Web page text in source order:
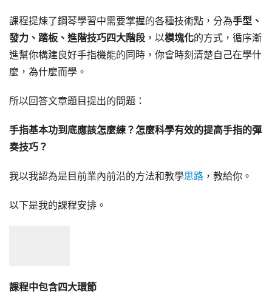
課程提煉了鋼琴學習中需要掌握的各種技術點，分為手型、
發力、踏板、進階技巧四大階段 ，以模塊化的方式，循序漸
進幫你構建良好手指機能的同時，你會時刻清楚自己在學什
麼，為什麼而學。
所以回答文章題目提出的問題：
手指基本功到底應該怎麼練？怎麼科學有效的提高手指的彈
奏技巧？
我以我認為是目前業內前沿的方法和教學思路 ，教給你。
以下是我的課程安排。
課程中包含四大環節